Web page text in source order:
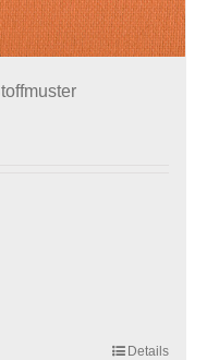
Details